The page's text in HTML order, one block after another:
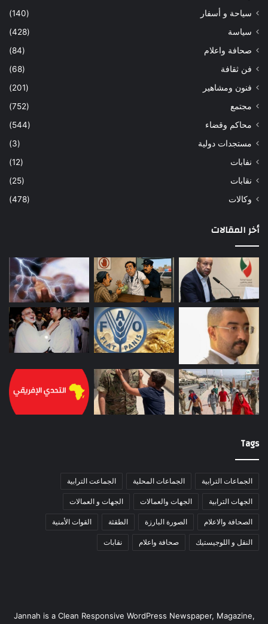
سياحة و أسفار
(140)
سياسة
(428)
صحافة واعلام
(84)
فن ثقافة
(68)
فنون ومشاهير
(201)
مجتمع
(752)
محاكم وقضاء
(544)
مستجدات دولية
(3)
نفابات
(12)
نقابات
(25)
وكالات
(478)
أخر المقالات
Tags
الجماعات الترابية الجماعات المحلية الجماعت الترابية
الجهات الترابية الجهات والعمالات الجهات و العمالات
الصحافة والاعلام الصورة البارزة الطقثة القوات الأمنية
النقل و اللوجيستيك صحافة واعلام نقابات
Jannah is a Clean Responsive WordPress Newspaper, Magazine,